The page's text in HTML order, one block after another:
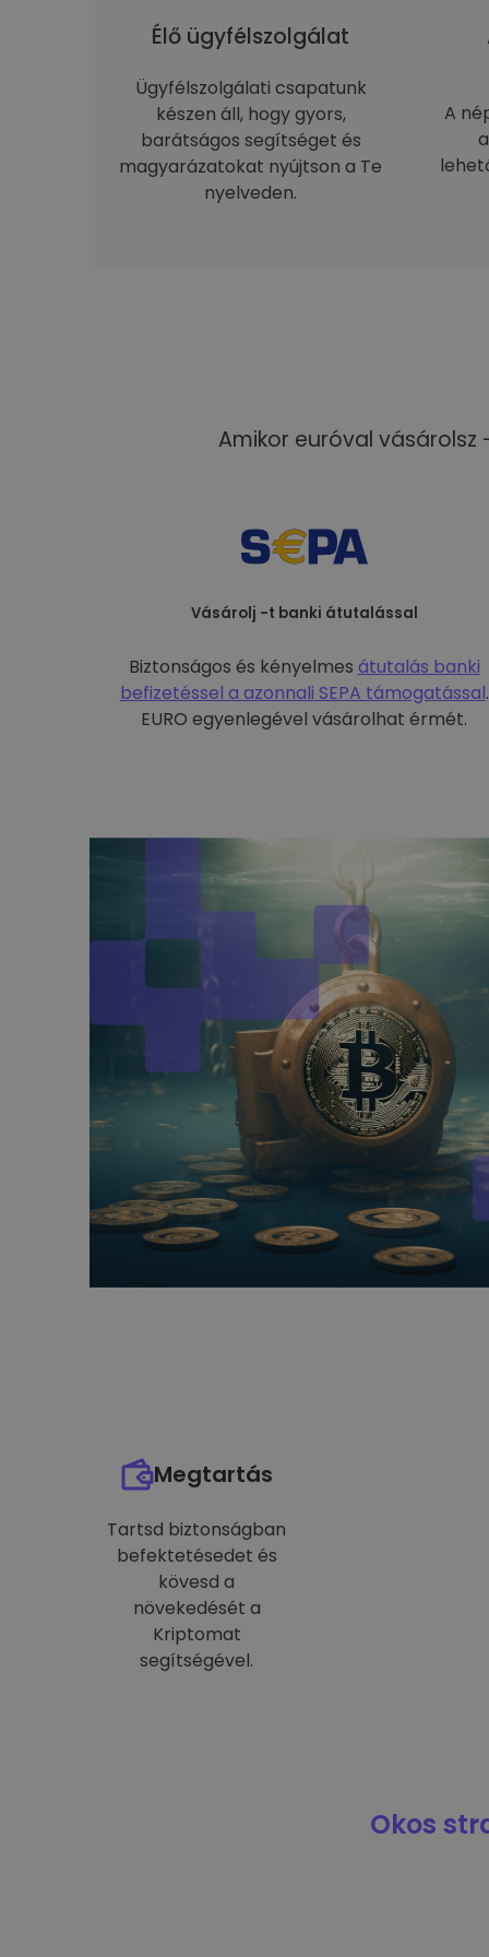
Élő ügyfélszolgálat
Ügyfélszolgálati csapatunk
készen áll, hogy gyors,
barátságos segítséget és
magyarázatokat nyújtson a Te
nyelveden.
A
Amikor euróval
Vásárolj -t banki átutalással
Biztonságos és kényelmes átutalás banki
befizetéssel a azonnali SEPA támogatással.
EURO egyenlegével vásárolhat érmét.
Megtartás
Tartsd biztonságban
befektetésedet és
kövesd a
növekedését a
Kriptomat
segítségével.
Okos